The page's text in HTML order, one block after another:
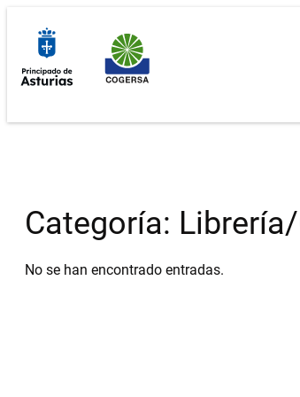
contenido
Categoría:
No se han encontrado entradas.